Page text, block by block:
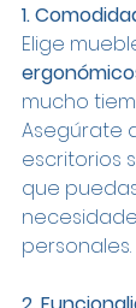
1.
Elige
mucho
Asegúrate
escritorios
que
personales.